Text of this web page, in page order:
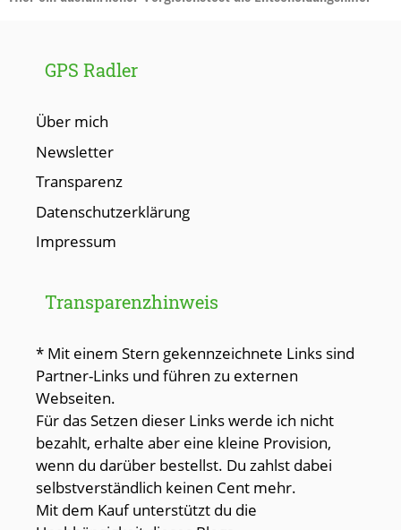
GPS Radler
Über mich
Newsletter
Transparenz
Datenschutzerklärung
Impressum
Transparenzhinweis
* Mit einem Stern gekennzeichnete Links sind
Partner-Links und führen zu externen
Webseiten.
Für das Setzen dieser Links werde ich nicht
bezahlt, erhalte aber eine kleine Provision,
wenn du darüber bestellst. Du zahlst dabei
selbstverständlich keinen Cent mehr.
Mit dem Kauf unterstützt du die